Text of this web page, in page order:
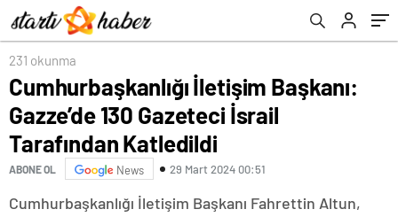
231 okunma
Cumhurbaşkanlığı İletişim Başkanı:
Gazze’de 130 Gazeteci İsrail
Tarafından Katledildi
ABONE OL News 29 Mart 2024 00:51
Cumhurbaşkanlığı İletişim Başkanı Fahrettin Altun,